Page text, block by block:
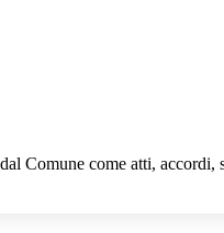
Comune come atti, accordi,